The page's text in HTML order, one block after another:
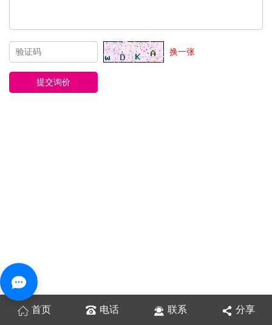
换一张
首页 电话 联系 分享